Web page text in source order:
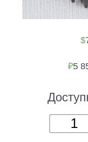
$
₽5
товара